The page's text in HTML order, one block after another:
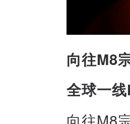
向往M8
全球一
向往M8